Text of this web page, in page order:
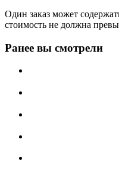
Один заказ может
стоимость не должна
Ранее вы смотрели